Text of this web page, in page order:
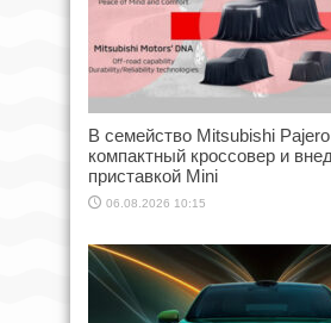
В семейство Mitsubishi
компактный кроссовер и
приставкой Mini
06.08.2026 10:15